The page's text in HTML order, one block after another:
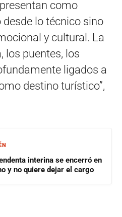
como
lo técnico sino
y cultural. La
los puentes, los
ligados a
destino turístico”,
interina se encerró en
y no quiere dejar el cargo